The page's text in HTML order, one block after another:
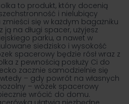
to produkt, który docenią
i nielubiący
się w każdym bagażniku
na długi spacer, użyjesz
parku, a nawet w
siedzisko i wysokość
spacerowy będzie rósł wraz z
z pewnością posłuży Ci do
zacznie samodzielnie się
– gdy powrót na własnych
– wózek spacerowy
wrócić do domu.